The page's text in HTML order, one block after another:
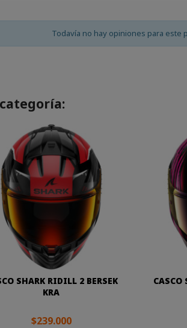
Todavía no hay opiniones para este
SHARK RIDILL 2 BERSEK
KRA
$239.000
CASCO